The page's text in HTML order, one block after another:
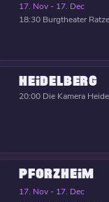
17. Nov - 17. Dec
18:30 Burgtheater
HEIDELBERG
20:00 Die Kamera
PFORZHEIM
17. Nov - 17. Dec